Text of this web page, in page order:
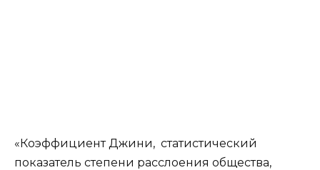
«Коэффициент Джини, статистический
показатель степени расслоения общества,